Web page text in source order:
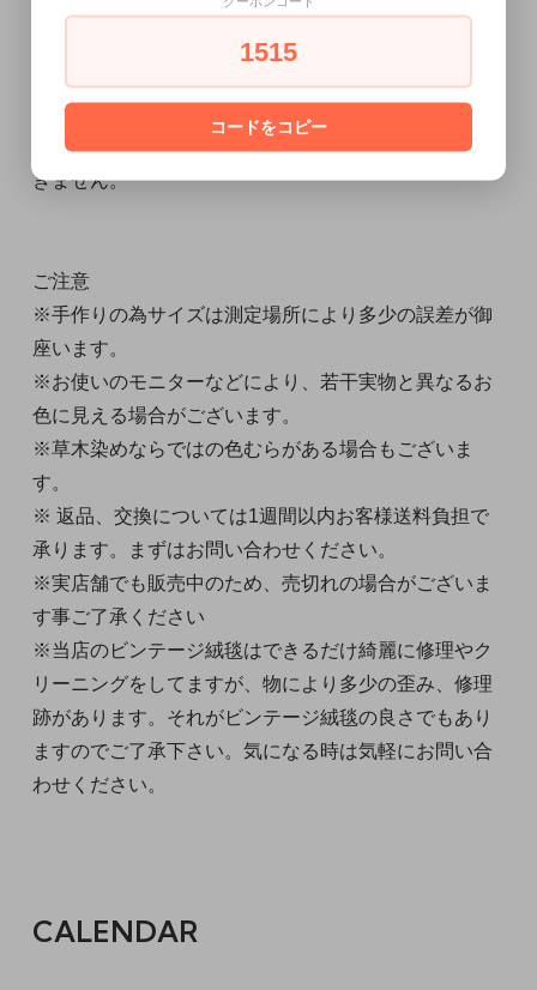
＊ジュース等の汚れは、裏にタオルを敷き、表からタ
オルを押し当てて下さい。
少しずつ水をかけてタオルでたたくと取れやすいで
す。
＊乾燥機や熱湯は縮みの原因になりなるため御使用で
きません。
ご注意
※手作りの為サイズは測定場所により多少の誤差が御
座います。
※お使いのモニターなどにより、若干実物と異なるお
色に見える場合がございます。
※草木染めならではの色むらがある場合もございま
す。
※ 返品、交換については1週間以内お客様送料負担で
承ります。まずはお問い合わせください。
※実店舗でも販売中のため、売切れの場合がございま
す事ご了承ください
※当店のビンテージ絨毯はできるだけ綺麗に修理やク
リーニングをしてますが、物により多少の歪み、修理
跡があります。それがビンテージ絨毯の良さでもあり
ますのでご了承下さい。気になる時は気軽にお問い合
わせください。
CALENDAR
1515
コードをコピー